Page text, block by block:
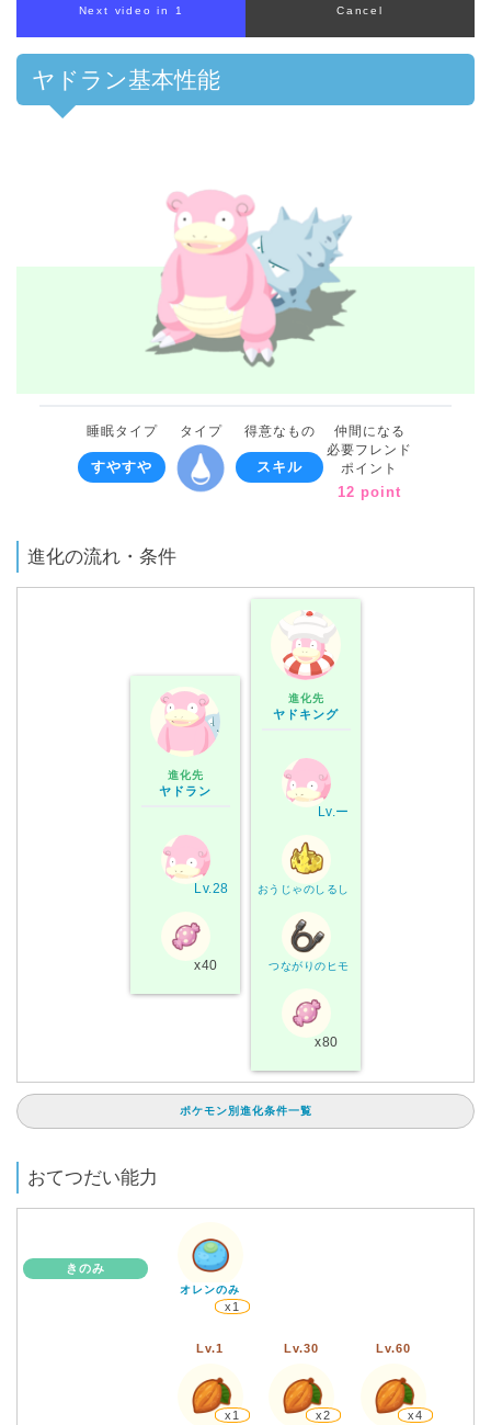
00:00 /01:00
ヤドラン基本性能
睡眠タイプ
すやすや
タイプ 得意なもの
スキル
仲間になる
必要フレンド
ポイント
12 point
進化の流れ・条件
進化先
ヤドラン
Lv.28
x40
進化先
ヤドキング
Lv.ー
おうじゃのしるし
つながりのヒモ
x80
ポケモン別進化条件一覧
おてつだい能力
きのみ
オレンのみ
x1
Lv.1
x1
Lv.30
x2
Lv.60
x4